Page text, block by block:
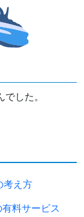
した。
考え方
料サービス